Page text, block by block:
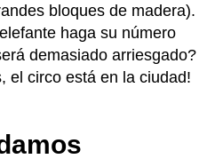
bloques de madera).
haga su número
demasiado arriesgado?
el circo está en la ciudad!